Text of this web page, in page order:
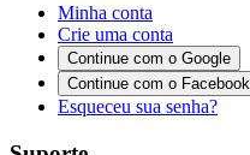
Minha conta
Crie uma conta
Continue com o Google
Continue com o Facebook
Esqueceu sua senha?